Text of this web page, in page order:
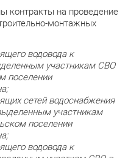
контракты на проведение
монтажных
водовода к
участникам СВО
поселении
сетей водоснабжения
участникам
поселении
водовода к